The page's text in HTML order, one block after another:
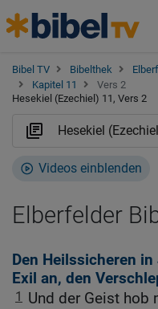
Bibel TV Bibelthek
Kapitel 11
Vers 2
Hesekiel (Ezechiel) 11, Vers 2
Videos einblenden
Elberfelder
Den Heilssicheren
Exil an, den
1
Und der Geist hob